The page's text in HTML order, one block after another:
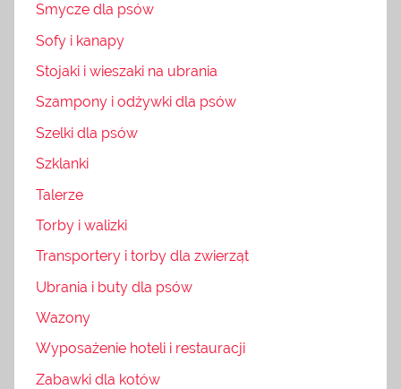
Smycze dla psów
Sofy i kanapy
Stojaki i wieszaki na ubrania
Szampony i odżywki dla psów
Szelki dla psów
Szklanki
Talerze
Torby i walizki
Transportery i torby dla zwierząt
Ubrania i buty dla psów
Wazony
Wyposażenie hoteli i restauracji
Zabawki dla kotów